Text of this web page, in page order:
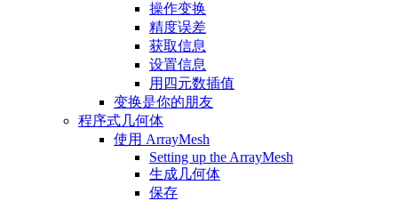
操作变换
精度误差
获取信息
设置信息
用四元数插值
变换是你的朋友
程序式几何体
使用 ArrayMesh
Setting up the ArrayMesh
生成几何体
保存